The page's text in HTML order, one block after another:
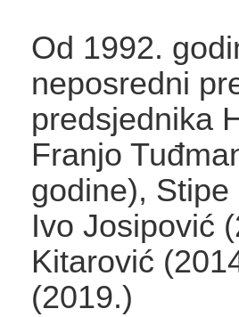
Od 1992.
neposredni
predsjednika
Franjo
godine),
Ivo Josipović
Kitarović
(2019.)